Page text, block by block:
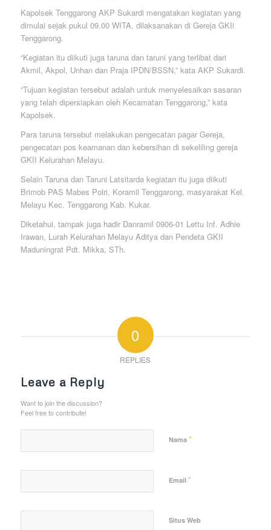
Kapolsek Tenggarong AKP Sukardi mengatakan kegiatan yang
dimulai sejak pukul 09.00 WITA, dilaksanakan di Gereja GKIi
Tenggarong.
“Kegiatan itu diikuti juga taruna dan taruni yang terlibat dari
Akmil, Akpol, Unhan dan Praja IPDN/BSSN,” kata AKP Sukardi.
“Tujuan kegiatan tersebut adalah untuk menyelesaikan sasaran
yang telah dipersiapkan oleh Kecamatan Tenggarong,” kata
Kapolsek.
Para taruna tersebut melakukan pengecatan pagar Gereja,
pengecatan pos keamanan dan kebersihan di sekeliling gereja
GKII Kelurahan Melayu.
Selain Taruna dan Taruni Latsitarda kegiatan itu juga diikuti
Brimob PAS Mabes Polri, Koramil Tenggarong, masyarakat Kel.
Melayu Kec. Tenggarong Kab. Kukar.
Diketahui, tampak juga hadir Danramil 0906-01 Lettu Inf. Adhie
Irawan, Lurah Kelurahan Melayu Aditya dan Pendeta GKII
Maduningrat Pdt. Mikka, STh.
0
REPLIES
Leave a Reply
Want to join the discussion?
Feel free to contribute!
Nama *
Email *
Situs Web